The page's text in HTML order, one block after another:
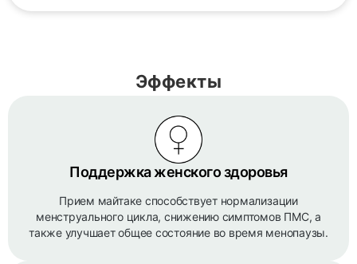
Эффекты
Поддержка женского здоровья
Прием майтаке способствует нормализации
менструального цикла, снижению симптомов ПМС, а
также улучшает общее состояние во время менопаузы.